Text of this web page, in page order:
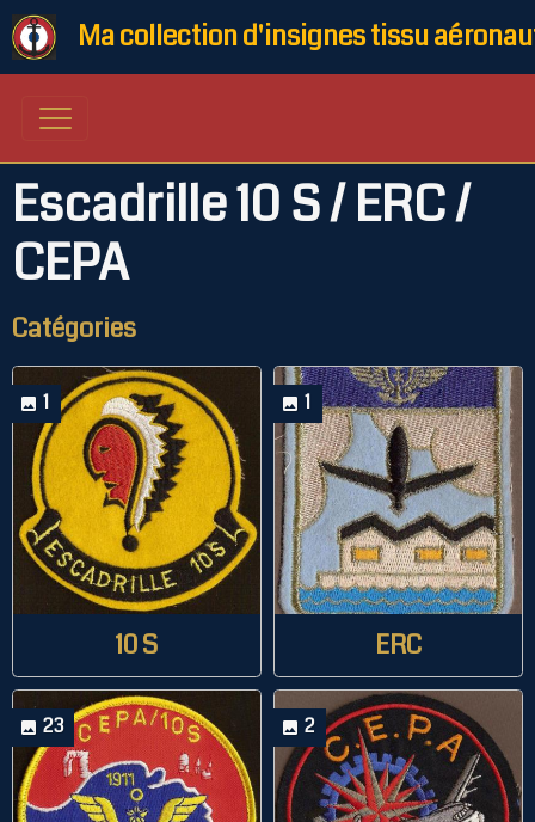
Ma collection d'insignes tissu
Escadrille 10 S / ERC /
CEPA
Catégories
1
10 S
1
ERC
23 2